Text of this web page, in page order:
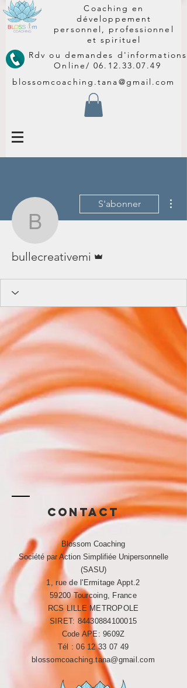
Coaching en
développement
personnel, professionnel
et spirituel
Online/06.12.33.07.49
Rdv ou demandes d'informations
blossomcoaching.tana@gmail.com
bullecreativemi
S'abonner
bullecreativemi
Contact
Blossom Coaching
Société par Action Simplifiée Unipersonnelle
(SASU)
1, rue de l'Ermitage Appt.2
59200 Tourcoing, France
RCS LILLE METROPOLE​​
SIRET: 84430884100015
Code APE: 9609Z
Tél :06 12 33 07 49
blossomcoaching.tana@gmail.com